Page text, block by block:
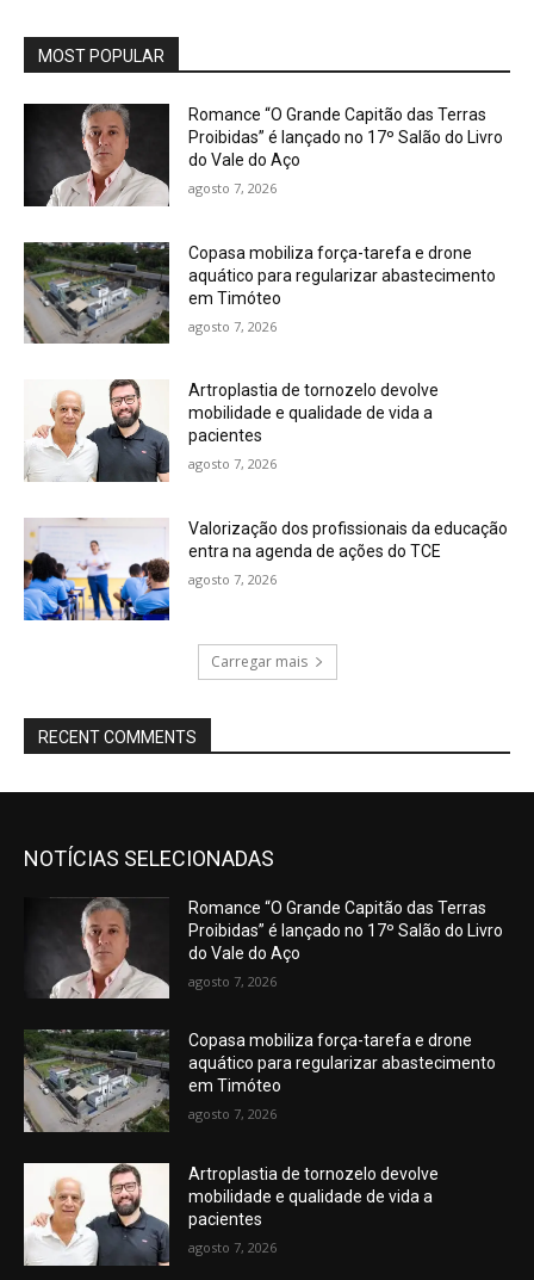
MOST POPULAR
Romance “O Grande Capitão das Terras
Proibidas” é lançado no 17º Salão do Livro
do Vale do Aço
agosto 7, 2026
Copasa mobiliza força-tarefa e drone
aquático para regularizar abastecimento
em Timóteo
agosto 7, 2026
Artroplastia de tornozelo devolve
mobilidade e qualidade de vida a
pacientes
agosto 7, 2026
Valorização dos profissionais da educação
entra na agenda de ações do TCE
agosto 7, 2026
Carregar mais
RECENT COMMENTS
NOTÍCIAS SELECIONADAS
Romance “O Grande Capitão das Terras
Proibidas” é lançado no 17º Salão do Livro
do Vale do Aço
agosto 7, 2026
Copasa mobiliza força-tarefa e drone
aquático para regularizar abastecimento
em Timóteo
agosto 7, 2026
Artroplastia de tornozelo devolve
mobilidade e qualidade de vida a
pacientes
agosto 7, 2026